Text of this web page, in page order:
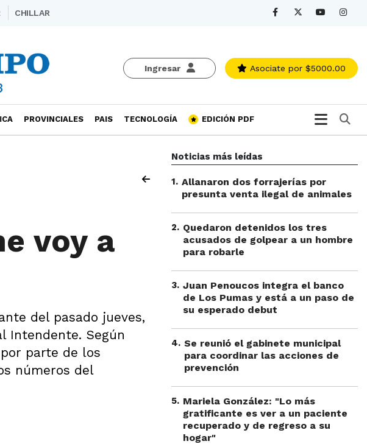
CHILLAR
Ingresar Asociate por $5000.00
PROVINCIALES PAIS TECNOLOGÍA EDICIÓN PDF
voy a
del pasado jueves,
Intendente. Según
parte de los
números del
Noticias más leídas
1. Allanaron dos forrajerías por
presunta venta ilegal de animales
2. Quedaron detenidos los tres
acusados de golpear a un hombre
para robarle
3. Juan Penoucos integra el banco
de Los Pumas y está a un paso de
su esperado debut
4. Se reunió el gabinete municipal
para coordinar las acciones de
prevención
5. Mariela González: "Lo más
gratificante es ver a un paciente
recuperado y de regreso a su
hogar"